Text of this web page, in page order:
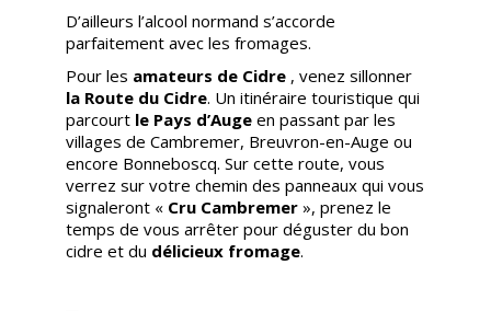
D’ailleurs l’alcool normand s’accorde
parfaitement avec les fromages.
Pour les amateurs de Cidre, venez sillonner
la Route du Cidre. Un itinéraire touristique qui
parcourt le Pays d’Augeen passant par les
villages de Cambremer, Breuvron-en-Auge ou
encore Bonneboscq. Sur cette route, vous
verrez sur votre chemin des panneaux qui vous
signaleront « Cru Cambremer», prenez le
temps de vous arrêter pour déguster du bon
cidre et du délicieux fromage.